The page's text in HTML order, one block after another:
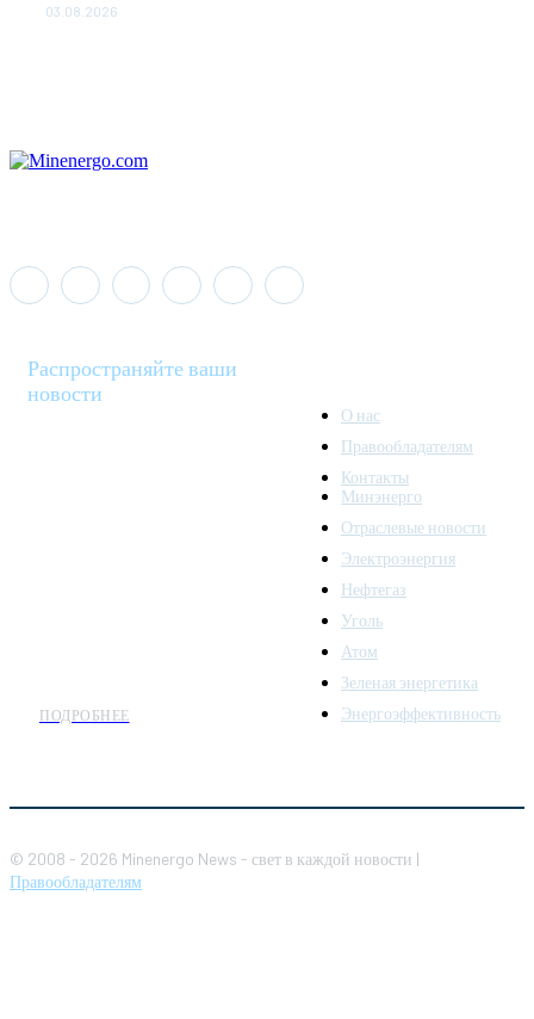
03.08.2026
Распространяйте ваши
новости
ПОДРОБНЕЕ
О нас
Правообладателям
Контакты
Минэнерго
Отраслевые новости
Электроэнергия
Нефтегаз
Уголь
Атом
Зеленая энергетика
Энергоэффективность
© 2008 - 2026 Minenergo News - свет в каждой новости |
Правообладателям